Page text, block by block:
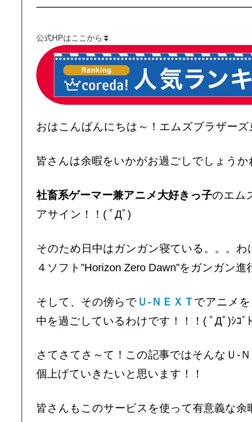
公式HPはここから⏬
おはこんばんにちは～！エムズブラザーズ
皆さんは余暇をいかがお過ごしでしょうか
社畜系ゲーマー兼アニメ大好きっ子のエム
アサイン！！( ﾟДﾟ)
そのため日中はガンガン寝ている。。。
４ソフト”Horizon Zero Dawn”をガンガン
そして、その傍らで Ｕ-ＮＥＸＴ でアニメ
中を過ごしているわけです！！！( ﾟДﾟ)ｼｺﾞ
さてさてさ～て！この記事ではそんなＵ-
個上げていきたいと思います！！
皆さんもこのサービスを使って有意義な余